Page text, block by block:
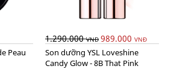
1.290.000VNĐ 989.000 VNĐ
Son dưỡng YSL Loveshine
Candy Glow - 8B That Pink